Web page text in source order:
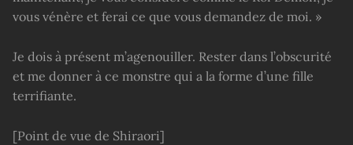
vous vénère et ferai ce que vous demandez de moi. »
Je dois à présent m’agenouiller. Rester dans l’obscurité
et me donner à ce monstre qui a la forme d’une fille
terrifiante.
[Point de vue de Shiraori]